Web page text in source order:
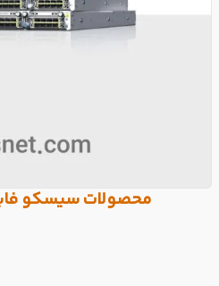
محصولات سیسکو